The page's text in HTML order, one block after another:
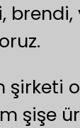
şişe